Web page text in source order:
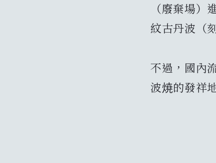
（廢棄場
紋古丹波（
不過，國內
波焼的發祥